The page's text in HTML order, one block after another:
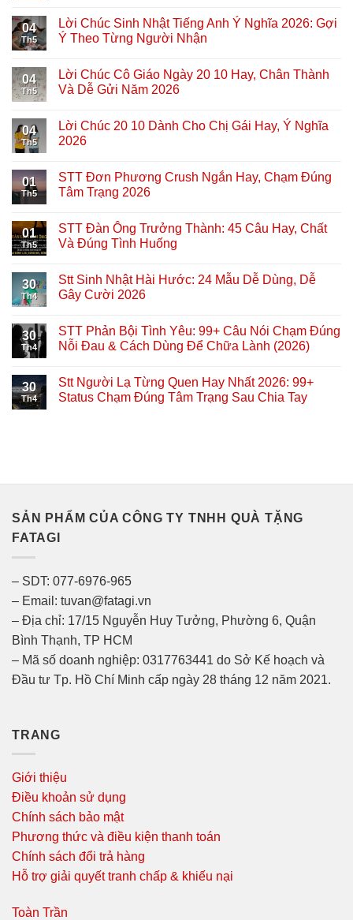
04
Th5
Lời Chúc Sinh Nhật Tiếng Anh Ý Nghĩa 2026: Gợi
Ý Theo Từng Người Nhận
04
Th5
Lời Chúc Cô Giáo Ngày 20 10 Hay, Chân Thành
Và Dễ Gửi Năm 2026
04
Th5
Lời Chúc 20 10 Dành Cho Chị Gái Hay, Ý Nghĩa
2026
01
Th5
STT Đơn Phương Crush Ngắn Hay, Chạm Đúng
Tâm Trạng 2026
01
Th5
STT Đàn Ông Trưởng Thành: 45 Câu Hay, Chất
Và Đúng Tình Huống
30
Th4
Stt Sinh Nhật Hài Hước: 24 Mẫu Dễ Dùng, Dễ
Gây Cười 2026
30
Th4
STT Phản Bội Tình Yêu: 99+ Câu Nói Chạm Đúng
Nỗi Đau & Cách Dùng Để Chữa Lành (2026)
30
Th4
Stt Người Lạ Từng Quen Hay Nhất 2026: 99+
Status Chạm Đúng Tâm Trạng Sau Chia Tay
SẢN PHẨM CỦA CÔNG TY TNHH QUÀ TẶNG
FATAGI
– SDT: 077-6976-965
– Email: tuvan@fatagi.vn
– Địa chỉ: 17/15 Nguyễn Huy Tưởng, Phường 6, Quận
Bình Thạnh, TP HCM
– Mã số doanh nghiệp: 0317763441 do Sở Kế hoạch và
Đầu tư Tp. Hồ Chí Minh cấp ngày 28 tháng 12 năm 2021.
TRANG
Giới thiệu
Điều khoản sử dụng
Chính sách bảo mật
Phương thức và điều kiện thanh toán
Chính sách đổi trả hàng
Hỗ trợ giải quyết tranh chấp & khiếu nại
Toàn Trần